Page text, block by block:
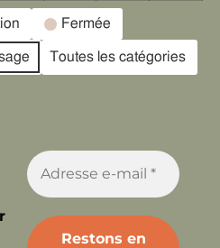
Fermée
Toutes les catégories